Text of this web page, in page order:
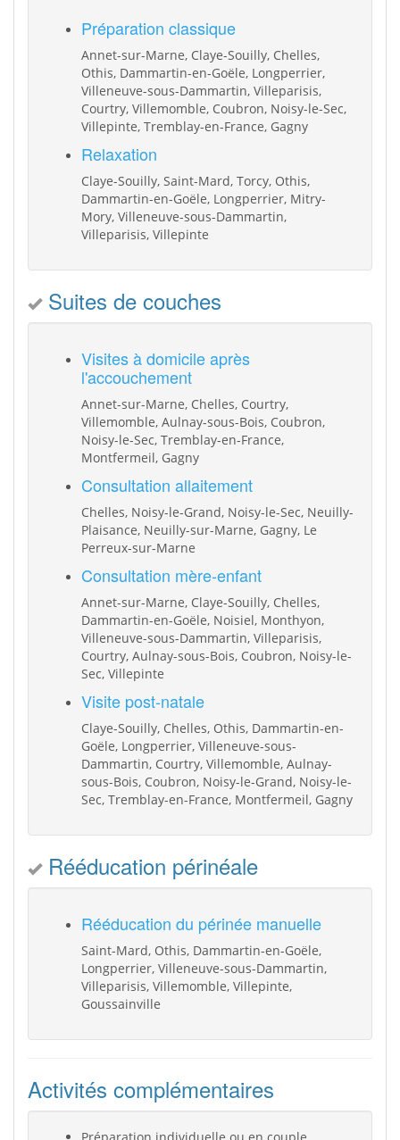
Préparation classique
Annet-sur-Marne, Claye-Souilly, Chelles,
Othis, Dammartin-en-Goële, Longperrier,
Villeneuve-sous-Dammartin, Villeparisis,
Courtry, Villemomble, Coubron, Noisy-le-Sec,
Villepinte, Tremblay-en-France, Gagny
Relaxation
Claye-Souilly, Saint-Mard, Torcy, Othis,
Dammartin-en-Goële, Longperrier, Mitry-
Mory, Villeneuve-sous-Dammartin,
Villeparisis, Villepinte
Suites de couches
Visites à domicile après
l'accouchement
Annet-sur-Marne, Chelles, Courtry,
Villemomble, Aulnay-sous-Bois, Coubron,
Noisy-le-Sec, Tremblay-en-France,
Montfermeil, Gagny
Consultation allaitement
Chelles, Noisy-le-Grand, Noisy-le-Sec, Neuilly-
Plaisance, Neuilly-sur-Marne, Gagny, Le
Perreux-sur-Marne
Consultation mère-enfant
Annet-sur-Marne, Claye-Souilly, Chelles,
Dammartin-en-Goële, Noisiel, Monthyon,
Villeneuve-sous-Dammartin, Villeparisis,
Courtry, Aulnay-sous-Bois, Coubron, Noisy-le-
Sec, Villepinte
Visite post-natale
Claye-Souilly, Chelles, Othis, Dammartin-en-
Goële, Longperrier, Villeneuve-sous-
Dammartin, Courtry, Villemomble, Aulnay-
sous-Bois, Coubron, Noisy-le-Grand, Noisy-le-
Sec, Tremblay-en-France, Montfermeil, Gagny
Rééducation périnéale
Rééducation du périnée manuelle
Saint-Mard, Othis, Dammartin-en-Goële,
Longperrier, Villeneuve-sous-Dammartin,
Villeparisis, Villemomble, Villepinte,
Goussainville
Activités complémentaires